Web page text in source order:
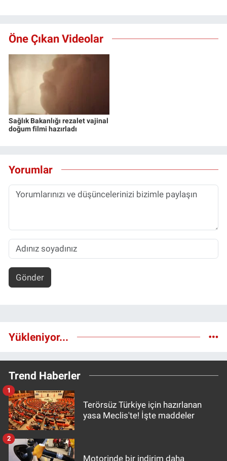
Öne Çıkan Videolar
Sağlık Bakanlığı rezalet vajinal
doğum filmi hazırladı
Yorumlar
Gönder
Yükleniyor...
Trend Haberler
Terörsüz Türkiye için hazırlanan
yasa Meclis'te! İşte maddeler
1
Motorinde bir indirim daha
2